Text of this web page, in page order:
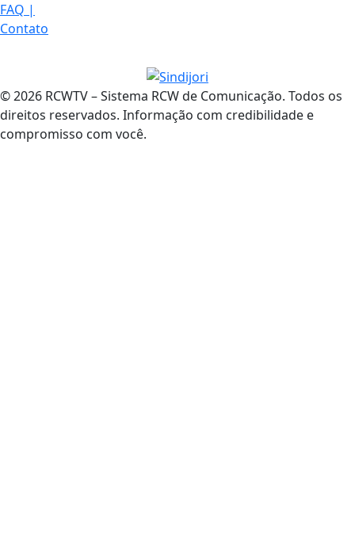
FAQ |
Contato
© 2026 RCWTV – Sistema RCW de Comunicação. Todos os
direitos reservados. Informação com credibilidade e
compromisso com você.